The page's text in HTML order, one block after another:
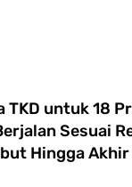
TKD untuk 18
Sesuai
Hingga